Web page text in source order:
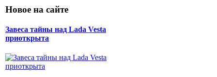
Новое на сайте
Завеса тайны над Lada Vesta
приоткрыта